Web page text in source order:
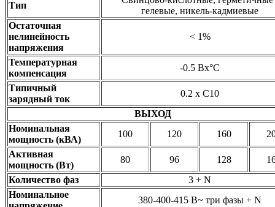
Тип
гелевые, никель-кадмиевые
Остаточная
нелинейность
напряжения
< 1%
Температурная
компенсация
-0.5 Вx°C
Типичный
зарядный ток
0.2 x C10
ВЫХОД
Номинальная
мощность (кВА)
100 120 160
Активная
мощность (Вт)
80 96 128
Количество фаз
3 + N
Номинальное
380-400-415 В~ три фазы + N